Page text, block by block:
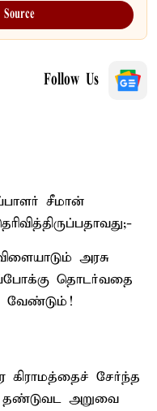
Follow Us
சீமான்
அரசு
தொடர்வதை
வேண்டும்!
கிராமத்தைச் சேர்ந்த
தண்டுவட அறுவை